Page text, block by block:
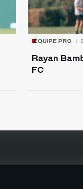
ÉQUIPE PRO
Rayan
FC